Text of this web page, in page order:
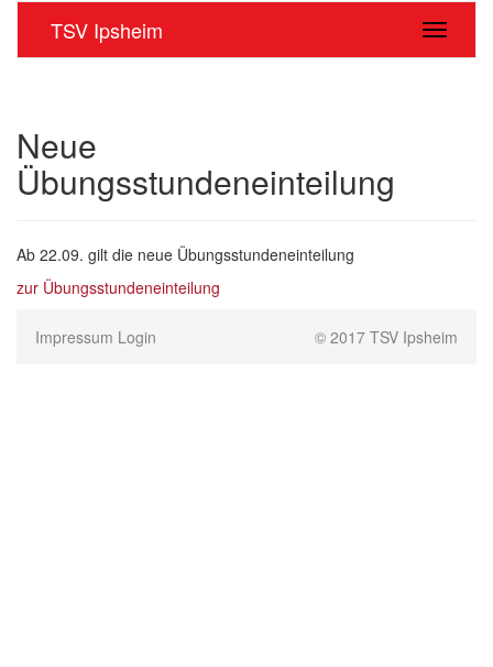
TSV Ipsheim
Neue
Übungsstundeneinteilung
Ab 22.09. gilt die neue Übungsstundeneinteilung
zur Übungsstundeneinteilung
© 2017 TSV Ipsheim
Impressum Login